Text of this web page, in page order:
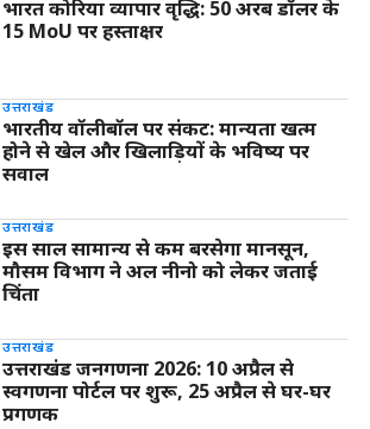
भारत कोरिया व्यापार वृद्धि: 50 अरब डॉलर के
15 MoU पर हस्ताक्षर
उत्तराखंड
भारतीय वॉलीबॉल पर संकट: मान्यता खत्म
होने से खेल और खिलाड़ियों के भविष्य पर
सवाल
उत्तराखंड
इस साल सामान्य से कम बरसेगा मानसून,
मौसम विभाग ने अल नीनो को लेकर जताई
चिंता
उत्तराखंड
उत्तराखंड जनगणना 2026: 10 अप्रैल से
स्वगणना पोर्टल पर शुरू, 25 अप्रैल से घर-घर
प्रगणक